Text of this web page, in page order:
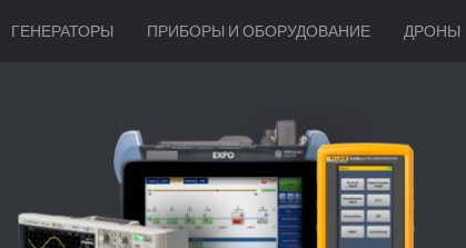
ГЕНЕРАТОРЫ ПРИБОРЫ И ОБОРУДОВАНИЕ ДРОНЫ